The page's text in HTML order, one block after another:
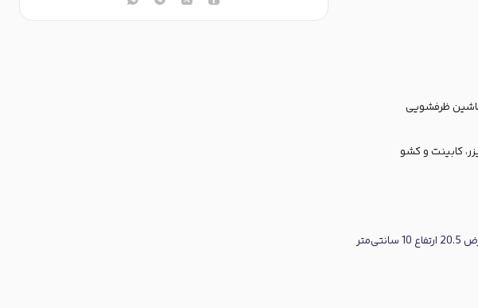
ظرفشویی
کابینت و کشو